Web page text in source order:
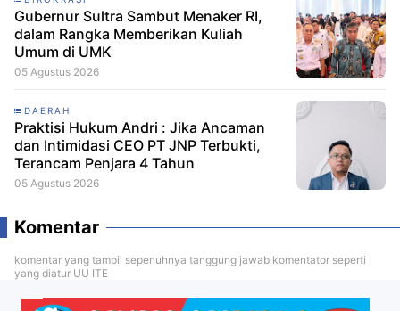
Gubernur Sultra Sambut Menaker RI,
dalam Rangka Memberikan Kuliah
Umum di UMK
05 Agustus 2026
DAERAH
Praktisi Hukum Andri : Jika Ancaman
dan Intimidasi CEO PT JNP Terbukti,
Terancam Penjara 4 Tahun
05 Agustus 2026
Komentar
komentar yang tampil sepenuhnya tanggung jawab komentator seperti
yang diatur UU ITE